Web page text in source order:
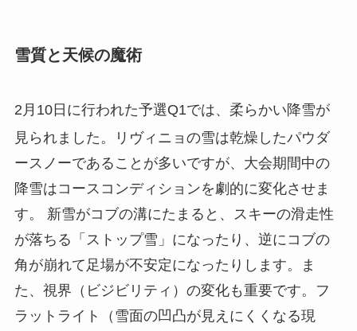
雪質と天候の魔術
2月10日に行われた予選Q1では、柔らかい降雪が
見られました。リヴィニョの雪は乾燥したパウダ
ースノーであることが多いですが、大会期間中の
降雪はコースコンディションを劇的に変化させま
す。 新雪がコブの溝にたまると、スキーの滑走性
が落ちる「ストップ雪」になったり、逆にコブの
角が崩れて足場が不安定になったりします。ま
た、視界（ビジビリティ）の変化も重要です。フ
ラットライト（雪面の凹凸が見えにくくなる現